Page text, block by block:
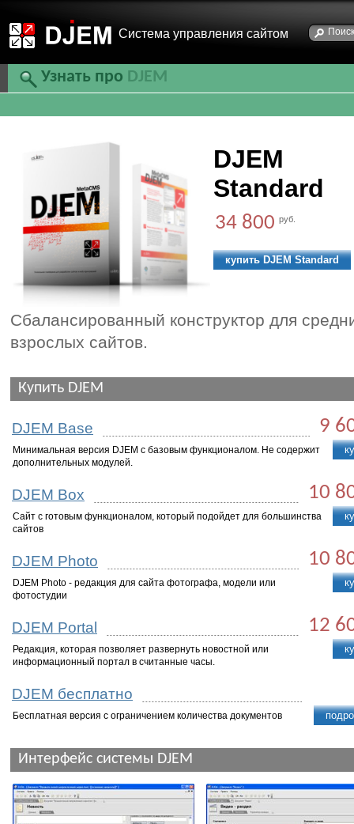
Cистема управления сайтом
Узнать про DJEM
DJEM
Standard
34 800 руб.
купить DJEM Standard
Сбалансированный конструктор для
взрослых сайтов.
Купить DJEM
DJEM Base 9
Минимальная версия DJEM с базовым функционалом. Не содержит
дополнительных модулей.
DJEM Box 10
Cайт с готовым функционалом, который подойдет для большинства
сайтов
DJEM Photo 10
DJEM Photo - редакция для сайта фотографа, модели или
фотостудии
DJEM Portal 12
Редакция, которая позволяет развернуть новостной или
информационный портал в считанные часы.
DJEM бесплатно
Бесплатная версия с ограничением количества документов
Интерфейс системы DJEM